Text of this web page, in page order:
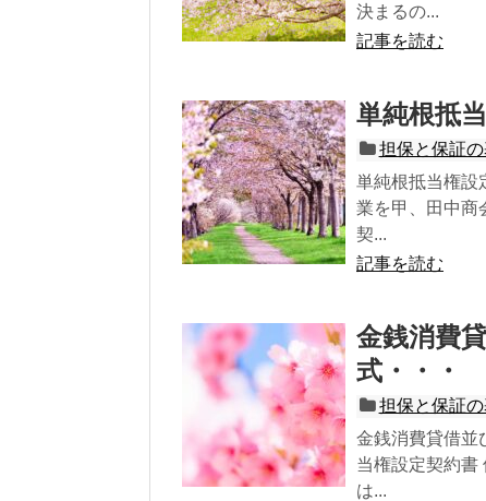
決まるの...
記事を読む
単純根抵
担保と保証
単純根抵当権設
業を甲、田中商
契...
記事を読む
金銭消費
式・・・
担保と保証
金銭消費貸借並
当権設定契約書
は...